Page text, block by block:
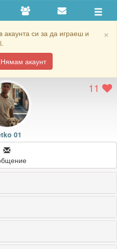
×
си за да играеш и
Нямам акаунт
11
01